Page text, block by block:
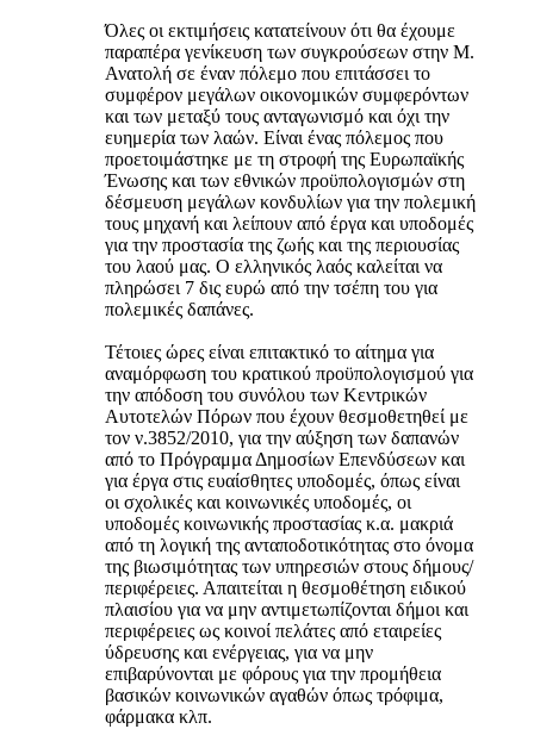
Όλες οι εκτιμήσεις κατατείνουν ότι θα έχουμε
παραπέρα γενίκευση των συγκρούσεων στην Μ.
Ανατολή σε έναν πόλεμο που επιτάσσει το
συμφέρον μεγάλων οικονομικών συμφερόντων
και των μεταξύ τους ανταγωνισμό και όχι την
ευημερία των λαών. Είναι ένας πόλεμος που
προετοιμάστηκε με τη στροφή της Ευρωπαϊκής
Ένωσης και των εθνικών προϋπολογισμών στη
δέσμευση μεγάλων κονδυλίων για την πολεμική
τους μηχανή και λείπουν από έργα και υποδομές
για την προστασία της ζωής και της περιουσίας
του λαού μας. Ο ελληνικός λαός καλείται να
πληρώσει 7 δις ευρώ από την τσέπη του για
πολεμικές δαπάνες.
Τέτοιες ώρες είναι επιτακτικό το αίτημα για
αναμόρφωση του κρατικού προϋπολογισμού για
την απόδοση του συνόλου των Κεντρικών
Αυτοτελών Πόρων που έχουν θεσμοθετηθεί με
τον ν.3852/2010, για την αύξηση των δαπανών
από το Πρόγραμμα Δημοσίων Επενδύσεων και
για έργα στις ευαίσθητες υποδομές, όπως είναι
οι σχολικές και κοινωνικές υποδομές, οι
υποδομές κοινωνικής προστασίας κ.α. μακριά
από τη λογική της ανταποδοτικότητας στο όνομα
της βιωσιμότητας των υπηρεσιών στους δήμους/
περιφέρειες. Απαιτείται η θεσμοθέτηση ειδικού
πλαισίου για να μην αντιμετωπίζονται δήμοι και
περιφέρειες ως κοινοί πελάτες από εταιρείες
ύδρευσης και ενέργειας, για να μην
επιβαρύνονται με φόρους για την προμήθεια
βασικών κοινωνικών αγαθών όπως τρόφιμα,
φάρμακα κλπ.